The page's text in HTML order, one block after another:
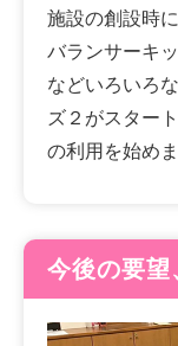
施設の創設時
バランサーキ
などいろいろ
ズ２がスター
の利用を始めま
今後の要